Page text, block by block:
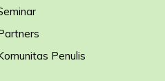
Penulis